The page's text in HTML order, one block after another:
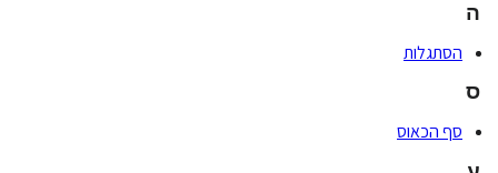
ה
הסתגלות
ס
סף הכאוס